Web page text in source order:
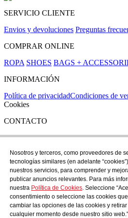
SERVICIO CLIENTE
Envios y devoluciones Preguntas
COMPRAR ONLINE
ROPA SHOES BAGS +
INFORMACIÓN
Política de privacidadCondiciones de
Cookies
CONTACTO
Si tienes cualquier duda puedes
TEL: +34 972 21 30 04
EMAIL: despiral@despiral.com
SÍGUENOS EN
Instagram
Nosotros y terceros, como proveedores de
tecnologías similares (en adelante
nuestros servicios, para comprender y
publicar anuncios relevantes. Para más
nuestra Política de Cookies. Seleccione
consentimiento o seleccione las cookies
cambiar las opciones de las cookies y
cualquier momento desde nuestro sitio web."